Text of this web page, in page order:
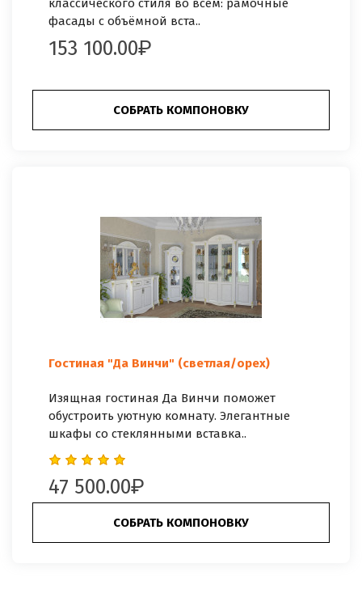
классического стиля во всём: рамочные
фасады с объёмной вста..
153 100.00
СОБРАТЬ КОМПОНОВКУ
Гостиная "Да Винчи" (светлая/орех)
Изящная гостиная Да Винчи поможет
обустроить уютную комнату. Элегантные
шкафы со стеклянными вставка..
47 500.00
СОБРАТЬ КОМПОНОВКУ